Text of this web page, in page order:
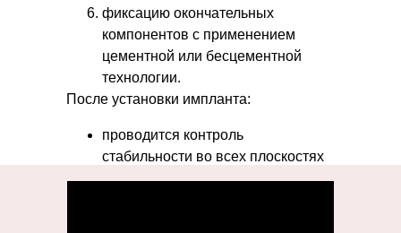
фиксацию окончательных
компонентов с применением
цементной или бесцементной
технологии.
После установки импланта:
проводится контроль
стабильности во всех плоскостях
движения;
✓ спрашиваем о симптомах
✓ проводим полный осмотр
✓ консультацияведущего врача-
ортопеда
✓ составляем индивидуальный
план лечения